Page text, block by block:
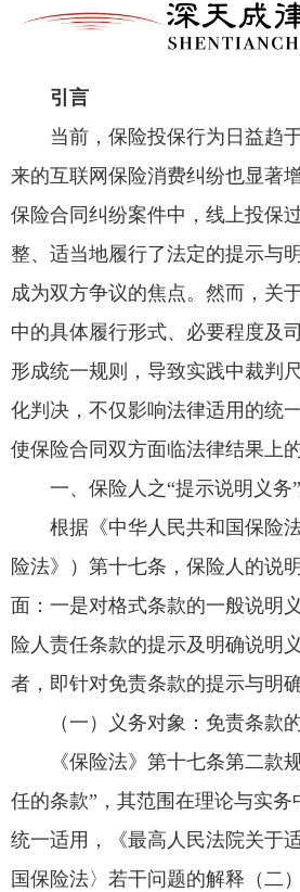
引言
当前，保险投保行为日益趋
来的互联网保险消费纠纷也显著
保险合同纠纷案件中，线上投保
整、适当地履行了法定的提示与
成为双方争议的焦点。然而，关
中的具体履行形式、必要程度及
形成统一规则，导致实践中裁判
化判决，不仅影响法律适用的统
使保险合同双方面临法律结果上
一、保险人之“提示说明义务
根据《中华人民共和国保险
险法》）第十七条，保险人的说
面：一是对格式条款的一般说明
险人责任条款的提示及明确说明
者，即针对免责条款的提示与明
（一）义务对象：免责条款
《保险法》第十七条第二款
任的条款”，其范围在理论与实
统一适用，《最高人民法院关于
国保险法〉若干问题的解释（二